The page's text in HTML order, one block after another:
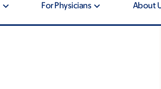
For Physicians About